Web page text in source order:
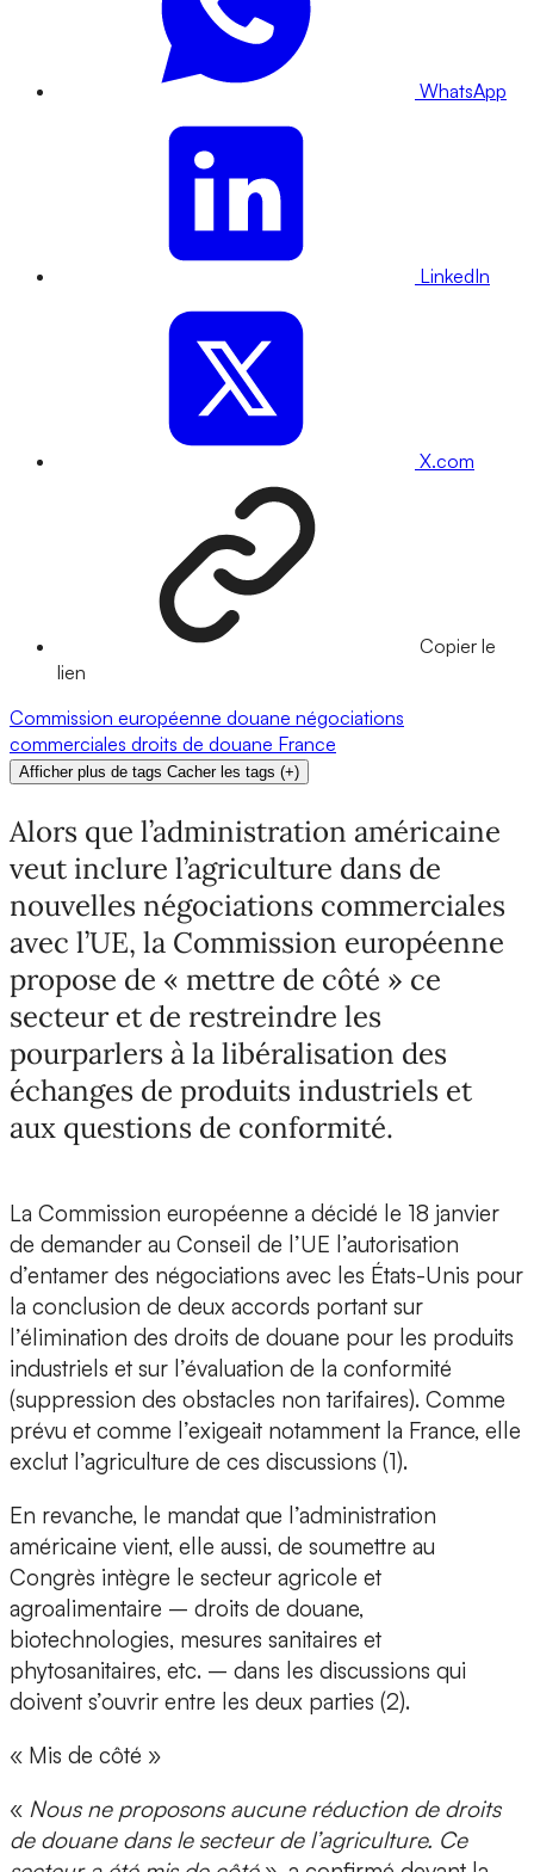
WhatsApp
LinkedIn
X.com
Copier le
lien
Commission européenne douane négociations
commerciales droits de douane France
Afficher plus de tags Cacher les tags (+)
Alors que l’administration américaine
veut inclure l’agriculture dans de
nouvelles négociations commerciales
avec l’UE, la Commission européenne
propose de « mettre de côté » ce
secteur et de restreindre les
pourparlers à la libéralisation des
échanges de produits industriels et
aux questions de conformité.
La Commission européenne a décidé le 18 janvier
de demander au Conseil de l’UE l’autorisation
d’entamer des négociations avec les États-Unis pour
la conclusion de deux accords portant sur
l’élimination des droits de douane pour les produits
industriels et sur l’évaluation de la conformité
(suppression des obstacles non tarifaires). Comme
prévu et comme l’exigeait notamment la France, elle
exclut l’agriculture de ces discussions (1).
En revanche, le mandat que l’administration
américaine vient, elle aussi, de soumettre au
Congrès intègre le secteur agricole et
agroalimentaire – droits de douane,
biotechnologies, mesures sanitaires et
phytosanitaires, etc. – dans les discussions qui
doivent s’ouvrir entre les deux parties (2).
« Mis de côté »
« Nous ne proposons aucune réduction de droits
de douane dans le secteur de l’agriculture. Ce